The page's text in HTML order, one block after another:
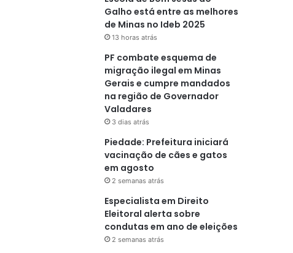
Galho está entre as melhores
de Minas no Ideb 2025
13 horas atrás
PF combate esquema de
migração ilegal em Minas
Gerais e cumpre mandados
na região de Governador
Valadares
3 dias atrás
Piedade: Prefeitura iniciará
vacinação de cães e gatos
em agosto
2 semanas atrás
Especialista em Direito
Eleitoral alerta sobre
condutas em ano de eleições
2 semanas atrás